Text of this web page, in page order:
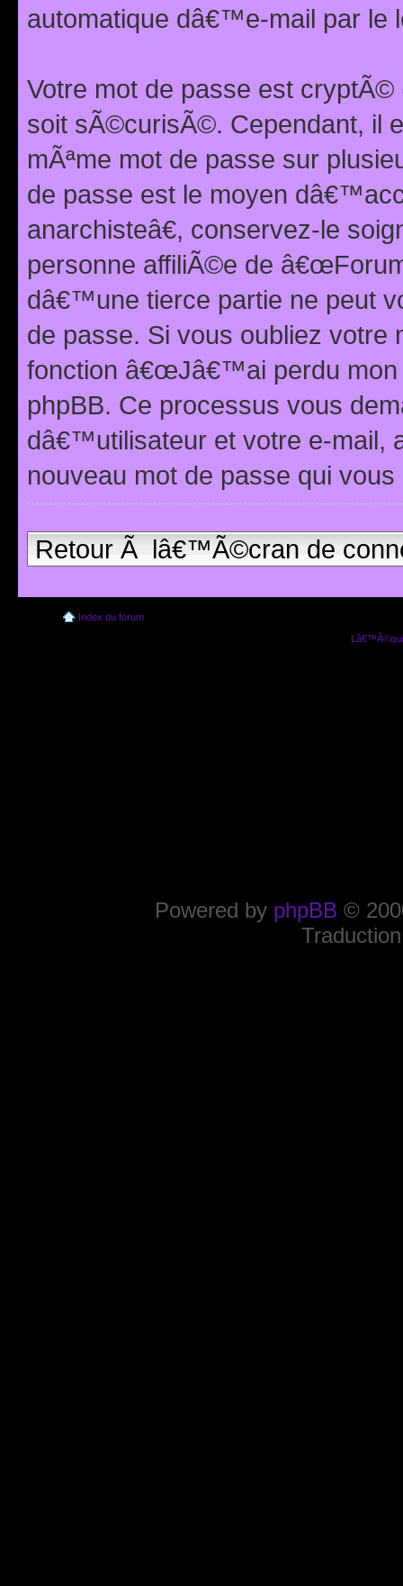
automatique dâ€™e-mail par le
Votre mot de passe est
soit sÃ©curisÃ©. Cependant, il
mÃªme mot de passe sur
de passe est le moyen
anarchisteâ€, conservez-le
personne affiliÃ©e de
dâ€™une tierce partie ne peut
de passe. Si vous oubliez votre
fonction â€œJâ€™ai perdu mon
phpBB. Ce processus vous
dâ€™utilisateur et votre e-mail,
nouveau mot de passe qui
Retour Ã lâ€™Ã©cran de
Index du forum
Powered by phpBB ©